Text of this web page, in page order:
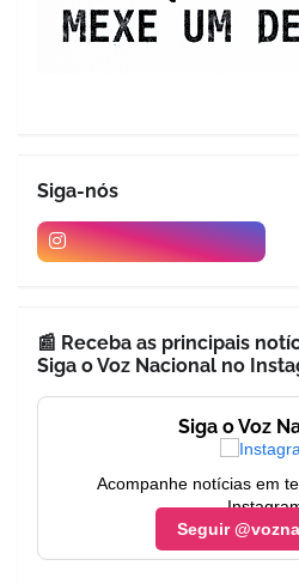
Siga-nós
📰 Receba as principais
Siga o Voz Nacional no
Siga o Voz
Acompanhe notícias em
Seguir